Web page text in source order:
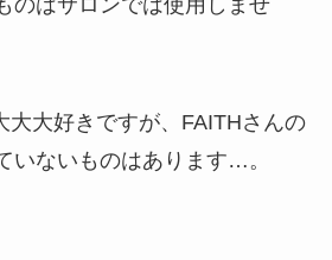
大大好きですが、FAITHさんの
いないものはあります…。